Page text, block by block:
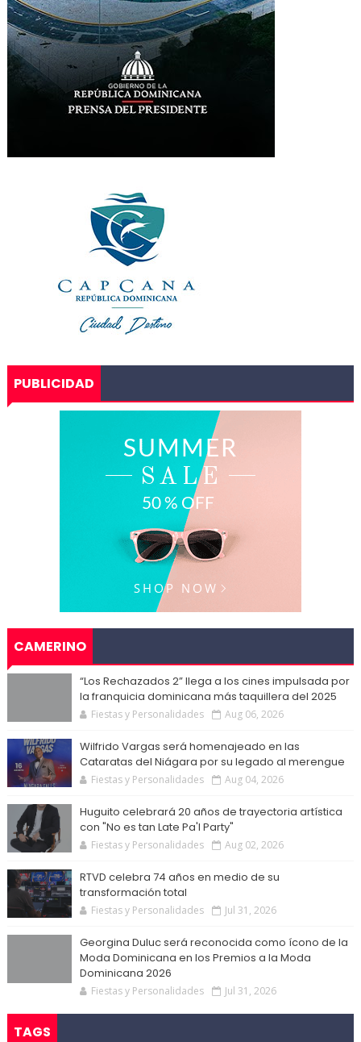
PUBLICIDAD
CAMERINO
“Los Rechazados 2” llega a los cines impulsada por
la franquicia dominicana más taquillera del 2025
Fiestas y Personalidades Aug 06, 2026
Wilfrido Vargas será homenajeado en las
Cataratas del Niágara por su legado al merengue
Fiestas y Personalidades Aug 04, 2026
Huguito celebrará 20 años de trayectoria artística
con "No es tan Late Pa'l Party"
Fiestas y Personalidades Aug 02, 2026
RTVD celebra 74 años en medio de su
transformación total
Fiestas y Personalidades Jul 31, 2026
Georgina Duluc será reconocida como ícono de la
Moda Dominicana en los Premios a la Moda
Dominicana 2026
Fiestas y Personalidades Jul 31, 2026
TAGS